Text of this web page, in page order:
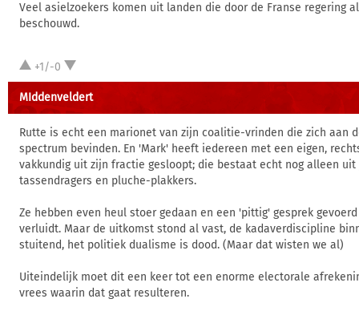
Veel asielzoekers komen uit landen die door de Franse regering
beschouwd.
+1/-0
MIddenveldert
Rutte is echt een marionet van zijn coalitie-vrinden die zich aan
spectrum bevinden. En 'Mark' heeft iedereen met een eigen,
vakkundig uit zijn fractie gesloopt; die bestaat echt nog alleen uit
tassendragers en pluche-plakkers.
Ze hebben even heul stoer gedaan en een 'pittig' gesprek
verluidt. Maar de uitkomst stond al vast, de kadaverdiscipline
stuitend, het politiek dualisme is dood. (Maar dat wisten we al)
Uiteindelijk moet dit een keer tot een enorme electorale
vrees waarin dat gaat resulteren.